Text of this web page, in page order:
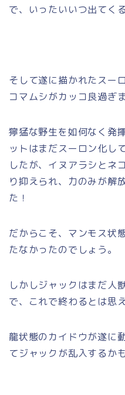
で、いったいいつ出てく
そして遂に描かれたスー
コマムシがカッコ良過ぎ
獰猛な野生を如何なく発
ットはまだスーロン化し
したが、イヌアラシとネ
り抑えられ、力のみが解
た！
だからこそ、マンモス状
たなかったのでしょう。
しかしジャックはまだ人
で、これで終わるとは思
龍状態のカイドウが遂に
てジャックが乱入するか